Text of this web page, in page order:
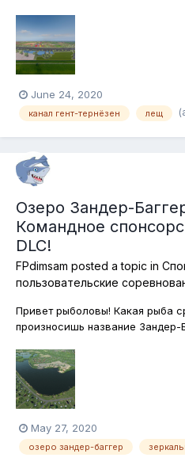
голландский порт Тернёзен с
уникальность его в том, что
смешивается с пресной и рыба,
June 24, 2020
канал гент-тернёзен лещ
Озеро Зандер-
Командное
DLC!
FPdimsam posted a topic in
пользовательские
Привет рыболовы! Какая рыба
произносишь название Зандер-
нашей встречи! Сегодня мы
карповых. Но толстолобики
мне вы и будете совершенно п...
May 27, 2020
озеро зандер-баггер